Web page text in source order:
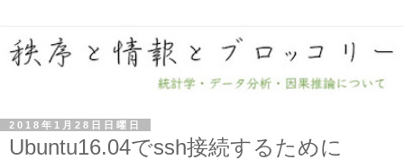
2018年1月28日日曜日
Ubuntu16.04でssh接続するために